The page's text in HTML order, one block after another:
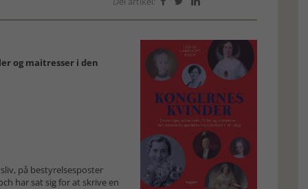
og maitresser i den
på bestyrelsesposter
har sat sig for at skrive en